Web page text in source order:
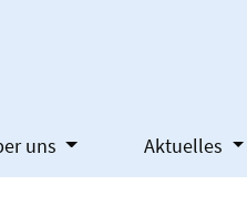
uns Aktuelles